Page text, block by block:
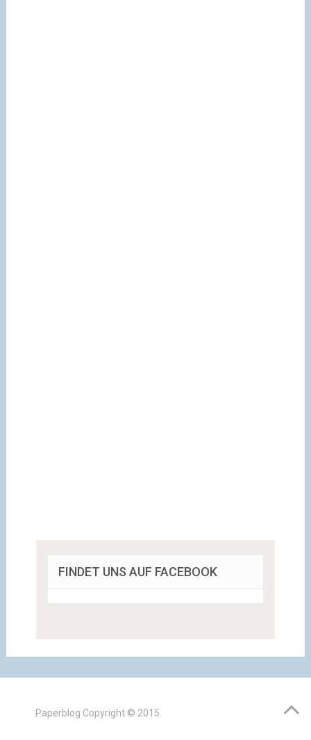
FINDET UNS AUF FACEBOOK
Paperblog Copyright © 2015.